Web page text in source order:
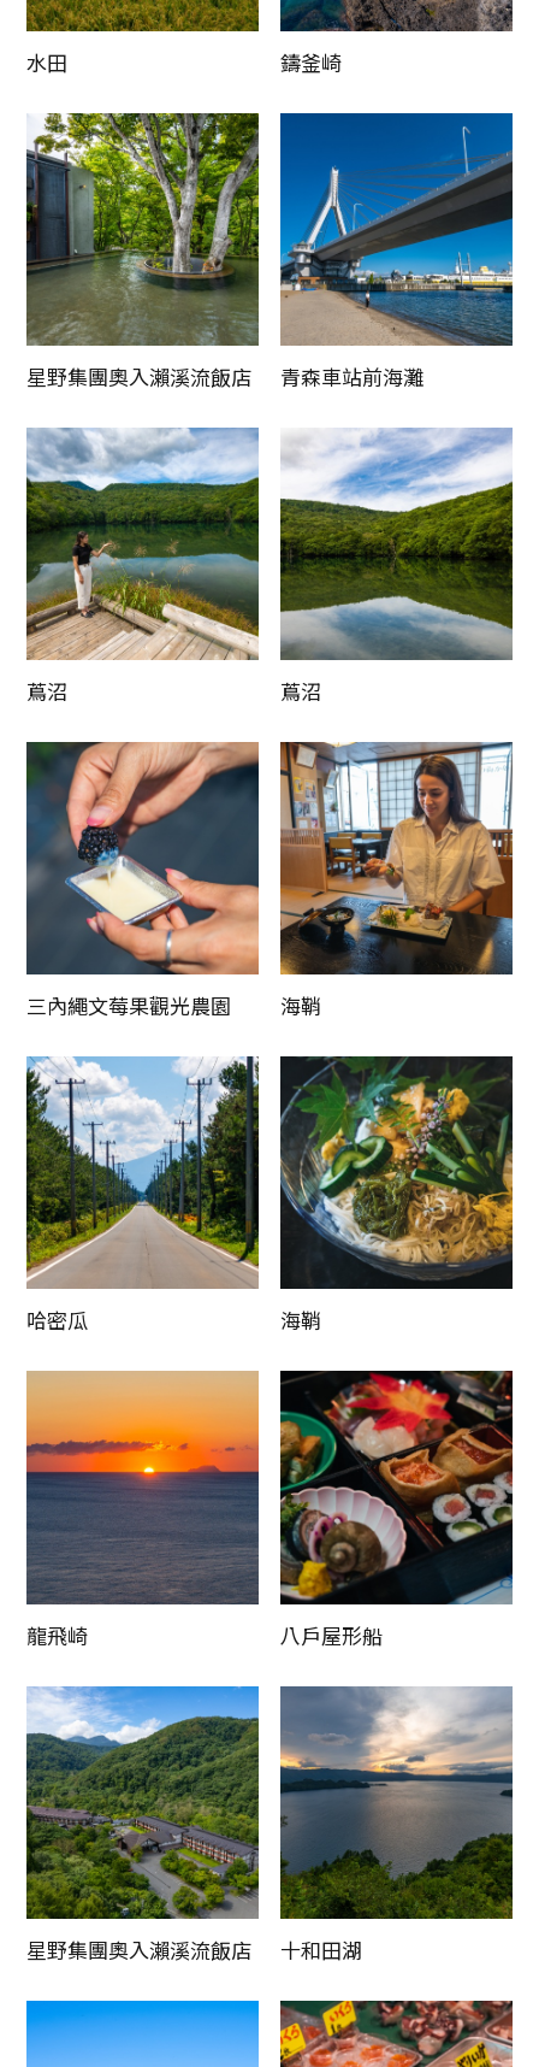
水田 鑄釜崎
星野集團奧入瀨溪流飯店 青森車站前海灘
蔦沼 蔦沼
三內繩文莓果觀光農園 海鞘
哈密瓜 海鞘
龍飛崎 八戶屋形船
星野集團奧入瀨溪流飯店 十和田湖